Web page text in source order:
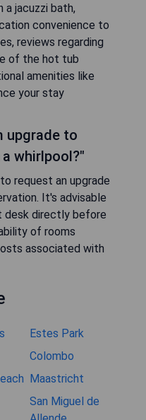
a jacuzzi bath,
convenience to
reviews regarding
of the hot tub
amenities like
your stay
upgrade to
whirlpool?"
request an upgrade
It's advisable
directly before
of rooms
associated with
Estes Park
Colombo
Maastricht
San Miguel de